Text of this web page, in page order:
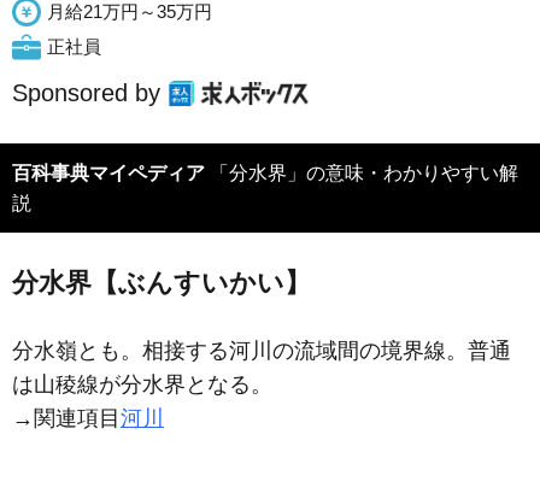
月給21万円～35万円
正社員
Sponsored by
百科事典マイペディア 「分水界」の意味・わかりやすい解
説
分水界【ぶんすいかい】
分水嶺とも。相接する河川の流域間の境界線。普通
は山稜線が分水界となる。
→関連項目河川